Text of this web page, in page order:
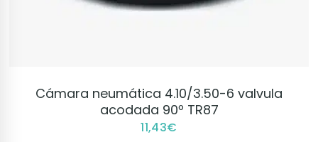
VER PRODUCTO
Cámara neumática 4.10/3.50-6 valvula
acodada 90º TR87
11,43€